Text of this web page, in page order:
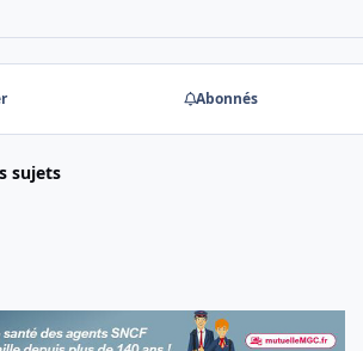
Abonnés
sujets